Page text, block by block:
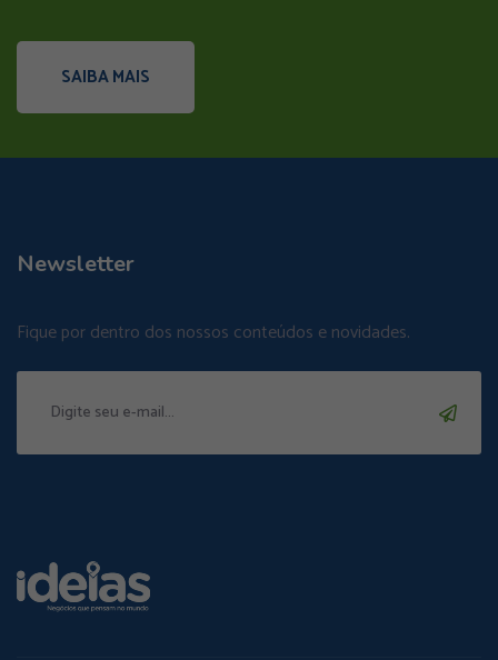
SAIBA MAIS
Newsletter
Fique por dentro dos nossos conteúdos e novidades.